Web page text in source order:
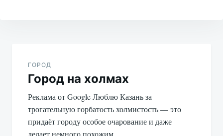
записям
ГОРОД
Город на холмах
Реклама от Google Люблю Казань за
трогательную горбатость холмистость — это
придаёт городу особое очарование и даже
делает немного похожим…